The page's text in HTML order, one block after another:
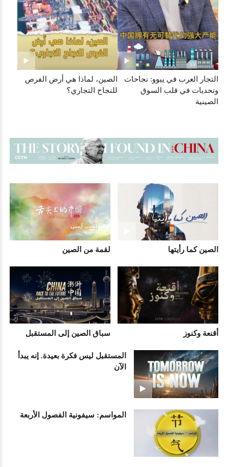
التجار العرب في ييوو: نجاحات
وتحديات في قلب السوق
الصينية
الصين، لماذا هي أرض الفرص
للنجاح التجاري؟
الصين كما رأيتها لقمة من الصين
أقنعة وكنوز سباق الصين إلى المستقبل
المستقبل ليس فكرة بعيدة. إنه يبدأ
الآن
المواسم: سيفونية الفصول الأربعة